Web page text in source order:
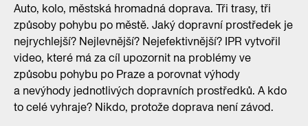
Auto, kolo, městská hromadná doprava. Tři trasy, tři
způsoby pohybu po městě. Jaký dopravní prostředek je
nejrychlejší? Nejlevnější? Nejefektivnější? IPR vytvořil
video, které má za cíl upozornit na problémy ve
způsobu pohybu po Praze a porovnat výhody
a nevýhody jednotlivých dopravních prostředků. A kdo
to celé vyhraje? Nikdo, protože doprava není závod.